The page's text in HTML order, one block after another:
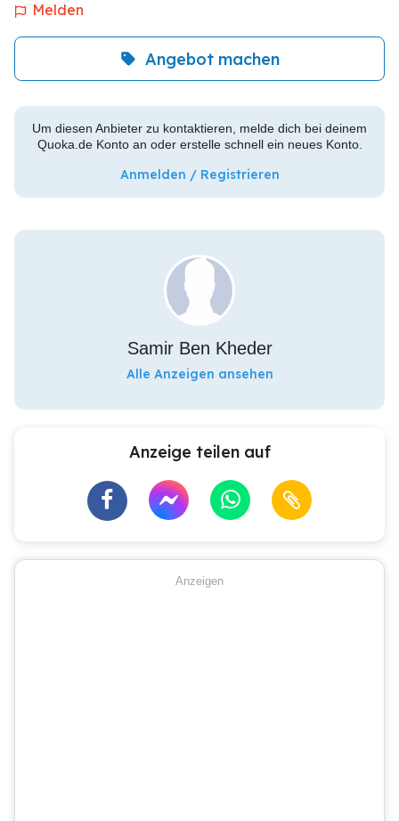
Melden
Angebot machen
Um diesen Anbieter zu kontaktieren, melde dich bei deinem
Quoka.de Konto an oder erstelle schnell ein neues Konto.
Anmelden / Registrieren
Samir Ben Kheder
Alle Anzeigen ansehen
Anzeige teilen auf
Anzeigen